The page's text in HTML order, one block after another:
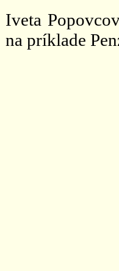
Iveta
na príklade